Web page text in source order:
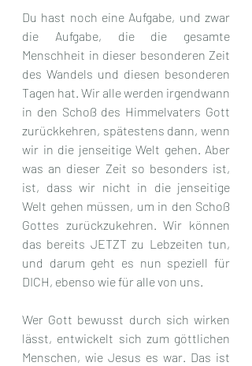
Du hast noch eine Aufgabe, und zwar
die Aufgabe, die die gesamte
Menschheit in dieser besonderen Zeit
des Wandels und diesen besonderen
Tagen hat. Wir alle werden irgendwann
in den Schoß des Himmelvaters Gott
zurückkehren, spätestens dann, wenn
wir in die jenseitige Welt gehen. Aber
was an dieser Zeit so besonders ist,
ist, dass wir nicht in die jenseitige
Welt gehen müssen, um in den Schoß
Gottes zurückzukehren. Wir können
das bereits JETZT zu Lebzeiten tun,
und darum geht es nun speziell für
DICH, ebenso wie für alle von uns.
Wer Gott bewusst durch sich wirken
lässt, entwickelt sich zum göttlichen
Menschen, wie Jesus es war. Das ist